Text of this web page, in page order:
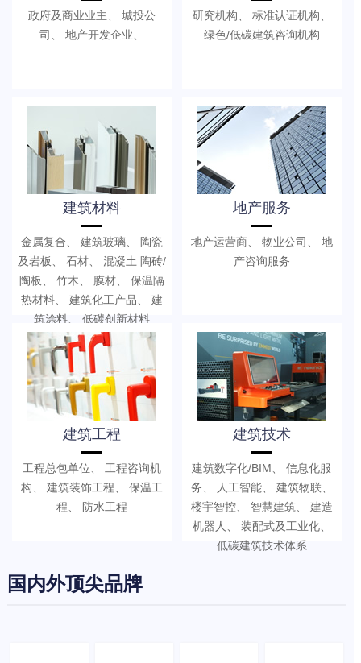
政府及商业业主、 城投公
司、 地产开发企业、
研究机构、 标准认证机构、
绿色/低碳建筑咨询机构
建筑材料
金属复合、 建筑玻璃、 陶瓷
及岩板、 石材、 混凝土 陶砖/
陶板、 竹木、 膜材、 保温隔
热材料、 建筑化工产品、 建
筑涂料、 低碳创新材料
地产服务
地产运营商、 物业公司、 地
产咨询服务
建筑工程
工程总包单位、 工程咨询机
构、 建筑装饰工程、 保温工
程、 防水工程
建筑技术
建筑数字化/BIM、 信息化服
务、 人工智能、 建筑物联、
楼宇智控、 智慧建筑、 建造
机器人、 装配式及工业化、
低碳建筑技术体系
国内外顶尖品牌